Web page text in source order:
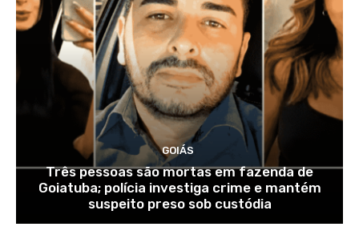
GOIÁS
Três pessoas são mortas em fazenda de
Goiatuba; polícia investiga crime e mantém
suspeito preso sob custódia